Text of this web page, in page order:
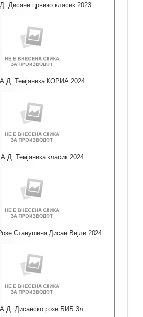
Дисанн црвено класик 2023
Темјаника КОРИА 2024
Темјаника класик 2024
Станушина Дисан Вејли 2024
Дисанско розе БИБ 3л.